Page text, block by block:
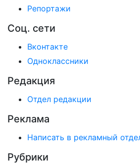
Репортажи
Соц. сети
Вконтакте
Одноклассники
Редакция
Отдел редакции
Реклама
Написать в рекламный
Рубрики